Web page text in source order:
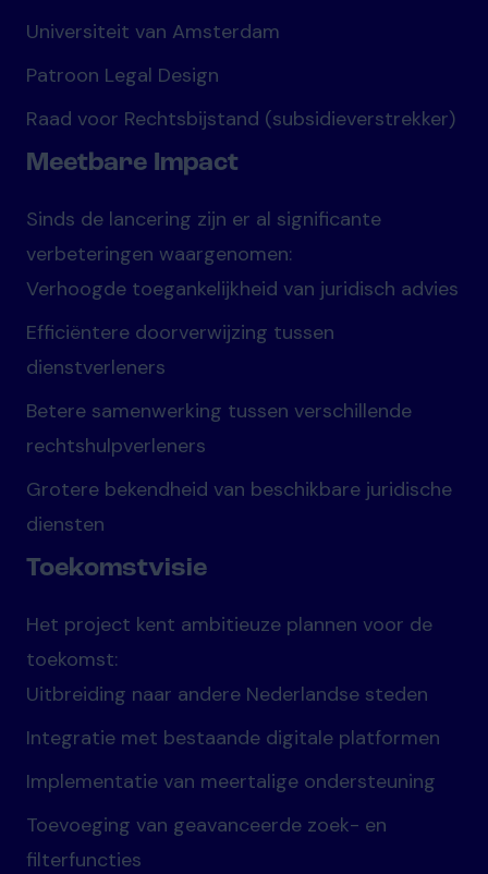
Universiteit van Amsterdam
Patroon Legal Design
Raad voor Rechtsbijstand (subsidieverstrekker)
Meetbare Impact
Sinds de lancering zijn er al significante
verbeteringen waargenomen:
Verhoogde toegankelijkheid van juridisch advies
Efficiëntere doorverwijzing tussen
dienstverleners
Betere samenwerking tussen verschillende
rechtshulpverleners
Grotere bekendheid van beschikbare juridische
diensten
Toekomstvisie
Het project kent ambitieuze plannen voor de
toekomst:
Uitbreiding naar andere Nederlandse steden
Integratie met bestaande digitale platformen
Implementatie van meertalige ondersteuning
Toevoeging van geavanceerde zoek- en
filterfuncties